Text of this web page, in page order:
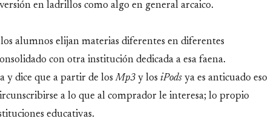
en ladrillos como algo en general arcaico.
alumnos elijan materias diferentes en diferentes
con otra institución dedicada a esa faena.
y dice que a partir de losMp3 y los iPods ya es anticuado eso
a lo que al comprador le interesa; lo propio
educativas.